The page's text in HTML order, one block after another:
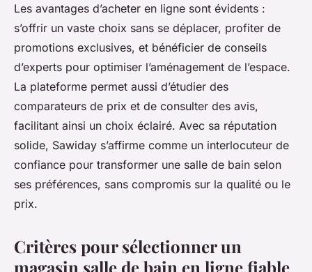
Les avantages d’acheter en ligne sont évidents :
s’offrir un vaste choix sans se déplacer, profiter de
promotions exclusives, et bénéficier de conseils
d’experts pour optimiser l’aménagement de l’espace.
La plateforme permet aussi d’étudier des
comparateurs de prix et de consulter des avis,
facilitant ainsi un choix éclairé. Avec sa réputation
solide, Sawiday s’affirme comme un interlocuteur de
confiance pour transformer une salle de bain selon
ses préférences, sans compromis sur la qualité ou le
prix.
Critères pour sélectionner un
magasin salle de bain en ligne fiable